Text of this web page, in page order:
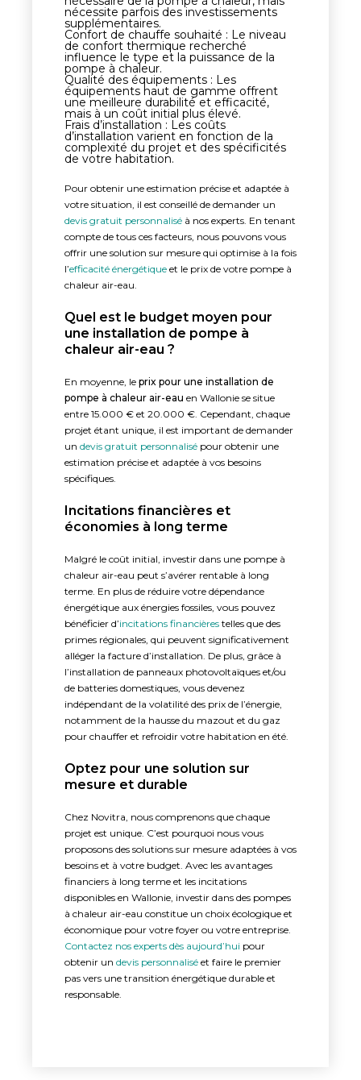
nécessite parfois des investissements
supplémentaires.
Confort de chauffe souhaité : Le niveau
de confort thermique recherché
influence le type et la puissance de la
pompe à chaleur.
Qualité des équipements : Les
équipements haut de gamme offrent
une meilleure durabilité et efficacité,
mais à un coût initial plus élevé.
Frais d’installation : Les coûts
d’installation varient en fonction de la
complexité du projet et des spécificités
de votre habitation.
Pour obtenir une estimation précise et adaptée à
votre situation, il est conseillé de demander un
devis gratuit personnalisé à nos experts. En tenant
compte de tous ces facteurs, nous pouvons vous
offrir une solution sur mesure qui optimise à la fois
l’efficacité énergétique et le prix de votre pompe à
chaleur air-eau.
Quel est le budget moyen pour
une installation de pompe à
chaleur air-eau ?
En moyenne, le prix pour une installation de
pompe à chaleur air-eau en Wallonie se situe
entre 15.000 € et 20.000 €. Cependant, chaque
projet étant unique, il est important de demander
un devis gratuit personnalisé pour obtenir une
estimation précise et adaptée à vos besoins
spécifiques.
Incitations financières et
économies à long terme
Malgré le coût initial, investir dans une pompe à
chaleur air-eau peut s’avérer rentable à long
terme. En plus de réduire votre dépendance
énergétique aux énergies fossiles, vous pouvez
bénéficier d’incitations financières telles que des
primes régionales, qui peuvent significativement
alléger la facture d’installation. De plus, grâce à
l’installation de panneaux photovoltaïques et/ou
de batteries domestiques, vous devenez
indépendant de la volatilité des prix de l’énergie,
notamment de la hausse du mazout et du gaz
pour chauffer et refroidir votre habitation en été.
Optez pour une solution sur
mesure et durable
Chez Novitra, nous comprenons que chaque
projet est unique. C’est pourquoi nous vous
proposons des solutions sur mesure adaptées à vos
besoins et à votre budget. Avec les avantages
financiers à long terme et les incitations
disponibles en Wallonie, investir dans des pompes
à chaleur air-eau constitue un choix écologique et
économique pour votre foyer ou votre entreprise.
Contactez nos experts dès aujourd’hui pour
obtenir un devis personnalisé et faire le premier
pas vers une transition énergétique durable et
responsable.